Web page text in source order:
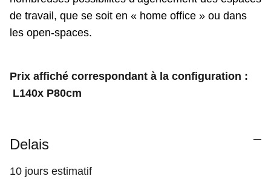
de travail, que se soit en « home office » ou dans
les open-spaces.
Prix affiché correspondant à la configuration :
L140x P80cm
Delais
10 jours estimatif